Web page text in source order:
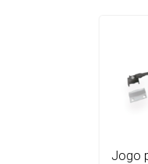
jogo para porta de